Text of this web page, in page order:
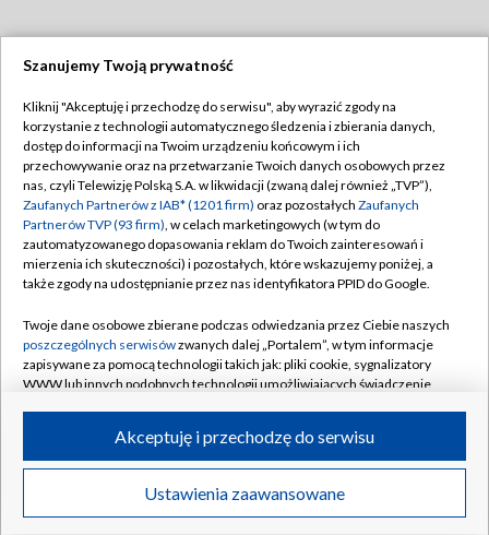
TVP
Abonament TVP
Emisja w TVP
Centrum informacji TVP
Naziemna Telewizja Cyfrowa
Rada Programowa
System NOS
Informacje o nadawcy
Program dla prasy
Ogłoszenie przetargowe
Regulamin TVP
Polityka prywatności
Moje zgody
Pomoc
Kontakt
Kanały
©2026 Telewizja Polska S.A. w likwidacji
Szanujemy Twoją prywatność
Kliknij "Akceptuję i przechodzę do serwisu", aby wyrazić zgody na
korzystanie z technologii automatycznego śledzenia i zbierania danych,
dostęp do informacji na Twoim urządzeniu końcowym i ich
przechowywanie oraz na przetwarzanie Twoich danych osobowych przez
nas, czyli Telewizję Polską S.A. w likwidacji (zwaną dalej również „TVP”),
Zaufanych Partnerów z IAB* (1201 firm) oraz pozostałych Zaufanych
Partnerów TVP (93 firm), w celach marketingowych (w tym do
zautomatyzowanego dopasowania reklam do Twoich zainteresowań i
mierzenia ich skuteczności) i pozostałych, które wskazujemy poniżej, a
także zgody na udostępnianie przez nas identyfikatora PPID do Google.
Twoje dane osobowe zbierane podczas odwiedzania przez Ciebie naszych
poszczególnych serwisówzwanych dalej „Portalem”, w tym informacje
zapisywane za pomocą technologii takich jak: pliki cookie, sygnalizatory
WWW lub innych podobnych technologii umożliwiających świadczenie
ruchu w Internecie.
Twoje dane osobowe zbierane podczas odwiedzania przez Ciebie
poszczególnych serwisówna Portalu, takie jak adresy IP, identyfikatory
Ustawienia zaawansowane
Akceptuję i przechodzę do serwisu